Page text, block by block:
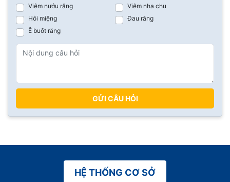
Viêm nướu răng
Viêm nha chu
Hôi miệng
Đau răng
Ê buốt răng
GỬI CÂU HỎI
HỆ THỐNG CƠ SỞ